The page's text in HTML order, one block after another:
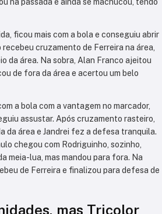
na passada e ainda se machucou, tendo
ficou mais com a bola e conseguiu abrir
cruzamento de Ferreira na área,
da área. Na sobra, Alan Franco ajeitou
de fora da área e acertou um belo
a bola com a vantagem no marcador,
assustar. Após cruzamento rasteiro,
da área e Jandrei fez a defesa tranquila.
chegou com Rodriguinho, sozinho,
meia-lua, mas mandou para fora. Na
de Ferreira e finalizou para defesa de
mas Tricolor